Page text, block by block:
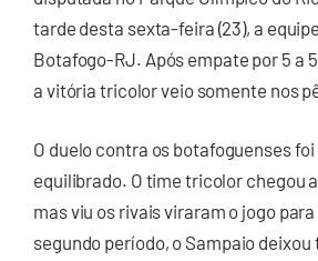
tarde desta sexta-feira (23), a
Botafogo-RJ. Após empate por 5 a
a vitória tricolor veio somente nos
O duelo contra os botafoguenses
equilibrado. O time tricolor chegou
mas viu os rivais viraram o jogo para
segundo período, o Sampaio deixou